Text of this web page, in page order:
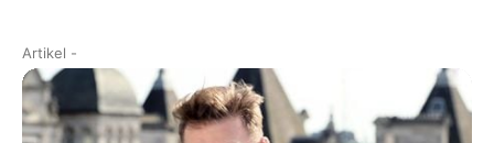
Artikel -